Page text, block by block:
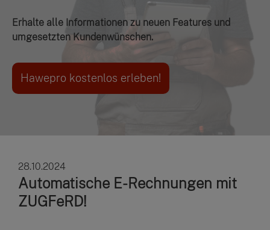
Erhalte alle Informationen zu neuen Features und
umgesetzten Kundenwünschen.
Hawepro kostenlos erleben!
28.10.2024
Automatische E-Rechnungen mit
ZUGFeRD!